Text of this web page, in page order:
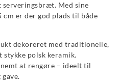
Med sine
cm er der god plads til både
dekoreret med traditionelle,
stykke polsk keramik.
at rengøre – ideelt til